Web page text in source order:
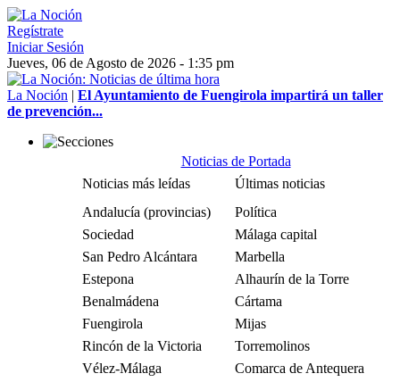
Regístrate
Iniciar Sesión
Jueves, 06 de Agosto de 2026 - 1:35 pm
La Noción | El Ayuntamiento de Fuengirola impartirá un taller
de prevención...
Noticias de Portada
Noticias más leídas
Últimas noticias
Andalucía (provincias)
Política
Sociedad
Málaga capital
San Pedro Alcántara
Marbella
Estepona
Alhaurín de la Torre
Benalmádena
Cártama
Fuengirola
Mijas
Rincón de la Victoria
Torremolinos
Vélez-Málaga
Comarca de Antequera